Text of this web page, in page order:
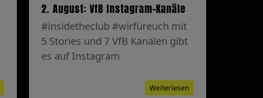
2. August: VfB Instagram-Kanäle
#insidetheclub #wirfüreuch mit
5 Stories und 7 VfB Kanälen gibt
es auf Instagram
Weiterlesen